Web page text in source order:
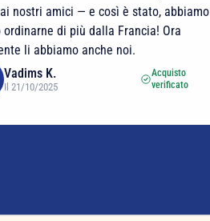
nostri amici — e così è stato, abbiamo
ordinarne di più dalla Francia! Ora
li abbiamo anche noi.
Vadims K.
Il 21/10/2025
Acquisto
verificato